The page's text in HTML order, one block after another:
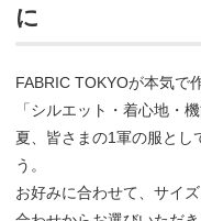
に
FABRIC TOKYOが本気で
「シルエット・着心地・
夏、皆さまの1軍の服とし
う。
お好みに合わせて、サイ